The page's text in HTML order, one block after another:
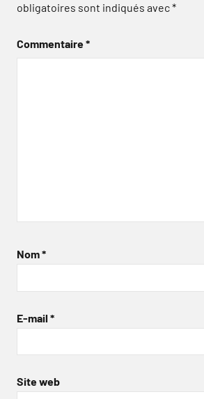
obligatoires sont indiqués avec*
Commentaire*
Nom*
E-mail *
Site web